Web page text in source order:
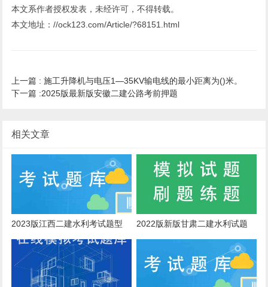
本文系作者授权发表，未经许可，不得转载。
本文地址：//ock123.com/Article/?68151.html
上一篇 : 施工升降机与电压1—35KV输电线的最小距离为()米。
下一篇 :2025版最新版安徽二建公路考前押题
相关文章
2023版江西二建水利考试题型 2022版新版甘肃二建水利试题